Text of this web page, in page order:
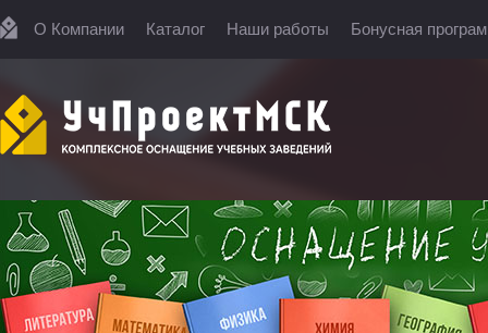
О Компании Каталог Наши работы Бонусная